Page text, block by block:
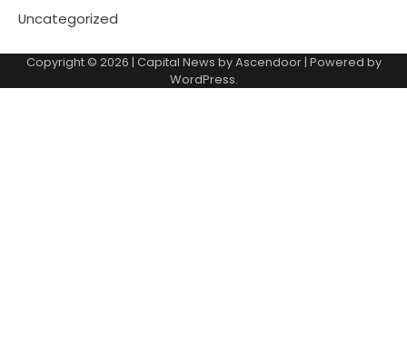
Uncategorized
Copyright © 2026 | Capital News byAscendoor| Powered by
WordPress.